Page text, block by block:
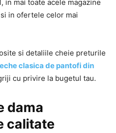
in mai toate acele magazine
in ofertele celor mai
si detaliile cheie preturile
clasica de pantofi din
cu privire la bugetul tau.
dama
calitate